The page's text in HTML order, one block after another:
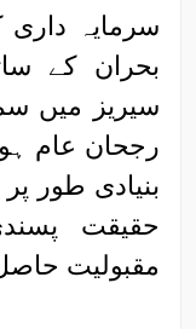
سرمایہ
بحران کے
سیریز میں
رجحان عام
بنیادی طور
حقیقت
مقبولیت